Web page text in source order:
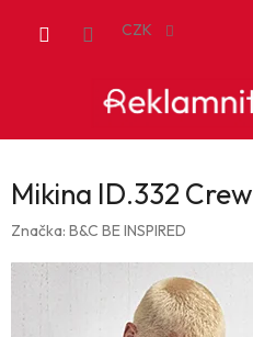
CZK
Mikina ID.332 Crew
Značka: B&C BE INSPIRED